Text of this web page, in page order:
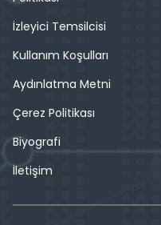
İzleyici Temsilcisi
Kullanım Koşulları
Aydınlatma Metni
Çerez Politikası
Biyografi
İletişim